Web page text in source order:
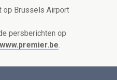
op Brussels Airport
persberichten op
www.premier.be.